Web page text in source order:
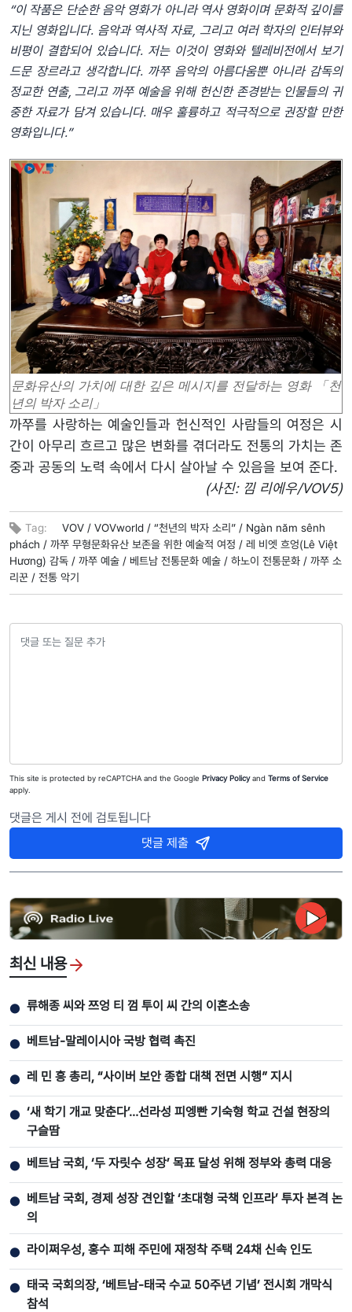
“이 작품은 단순한 음악 영화가 아니라 역사 영화이며 문화적 깊이를
지닌 영화입니다. 음악과 역사적 자료, 그리고 여러 학자의 인터뷰와
비평이 결합되어 있습니다. 저는 이것이 영화와 텔레비전에서 보기
드문 장르라고 생각합니다. 까쭈 음악의 아름다움뿐 아니라 감독의
정교한 연출, 그리고 까쭈 예술을 위해 헌신한 존경받는 인물들의 귀
중한 자료가 담겨 있습니다. 매우 훌륭하고 적극적으로 권장할 만한
영화입니다.”
문화유산의 가치에 대한 깊은 메시지를 전달하는 영화 「천
년의 박자 소리」
까쭈를 사랑하는 예술인들과 헌신적인 사람들의 여정은 시
간이 아무리 흐르고 많은 변화를 겪더라도 전통의 가치는 존
중과 공동의 노력 속에서 다시 살아날 수 있음을 보여 준다.
(사진: 낌 리에우/VOV5)
Tag: VOV / VOVworld / “천년의 박자 소리” / Ngàn năm sênh
phách / 까쭈 무형문화유산 보존을 위한 예술적 여정 / 레 비엣 흐엉(Lê Việt
Hương) 감독 / 까쭈 예술 / 베트남 전통문화 예술 / 하노이 전통문화 / 까쭈 소
리꾼 / 전통 악기
This site is protected by reCAPTCHA and the Google Privacy Policyand Terms of Service
apply.
댓글은 게시 전에 검토됩니다
댓글 제출
최신 내용
● 류해종 씨와 쯔엉 티 껌 투이 씨 간의 이혼소송
● 베트남-말레이시아 국방 협력 촉진
● 레 민 흥 총리, “사이버 보안 종합 대책 전면 시행” 지시
● ‘새 학기 개교 맞춘다’…선라성 피엥빤 기숙형 학교 건설 현장의
구슬땀
● 베트남 국회, ‘두 자릿수 성장’ 목표 달성 위해 정부와 총력 대응
● 베트남 국회, 경제 성장 견인할 ‘초대형 국책 인프라’ 투자 본격 논
의
● 라이쩌우성, 홍수 피해 주민에 재정착 주택 24채 신속 인도
● 태국 국회의장, ‘베트남-태국 수교 50주년 기념’ 전시회 개막식
참석